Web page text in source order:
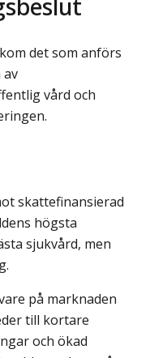
det som anförs
av
vård och
skattefinansierad
högsta
sjukvård, men
på marknaden
till kortare
och ökad